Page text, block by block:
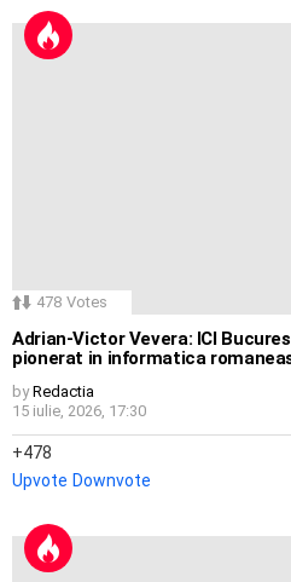
478 Votes
Adrian-Victor Vevera: ICI
pionerat in informatica
by Redactia
15 iulie, 2026, 17:30
478
Upvote Downvote